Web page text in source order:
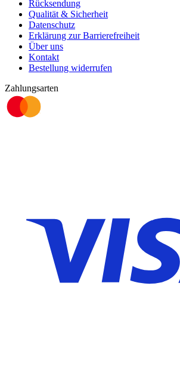
Rücksendung
Qualität & Sicherheit
Datenschutz
Erklärung zur Barrierefreiheit
Über uns
Kontakt
Bestellung widerrufen
Zahlungsarten